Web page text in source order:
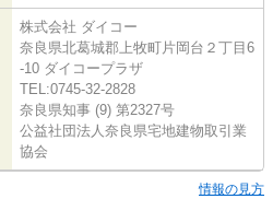
株式会社 ダイコー
奈良県北葛城郡上牧町片岡台２丁目6
-10 ダイコープラザ
TEL:0745-32-2828
奈良県知事 (9) 第2327号
公益社団法人奈良県宅地建物取引業
協会
情報の見方